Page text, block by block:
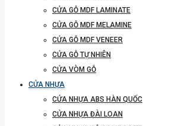
CỬA GỖ MDF LAMINATE
CỬA GỖ MDF MELAMINE
CỬA GỖ MDF VENEER
CỬA GỖ TỰ NHIÊN
CỬA VÒM GỖ
CỬA NHỰA
CỬA NHỰA ABS HÀN QUỐC
CỬA NHỰA ĐÀI LOAN